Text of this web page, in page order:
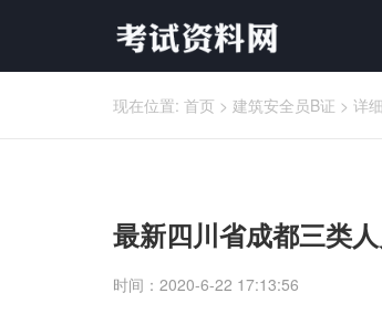
现在位置: 首页 > 建筑安全员B证 > 详
最新四川省成都三类
时间：2020-6-22 17:13:56